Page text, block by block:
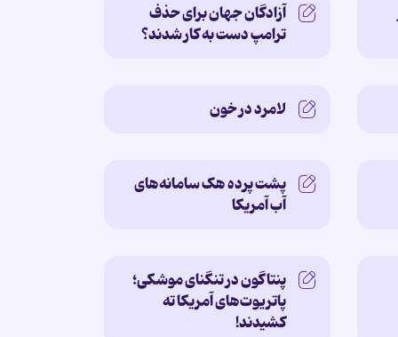
آزادگان جهان برای حذف
ترامپ دست به کار شدند؟
لامرد در خون
پشت پرده‌ هک سامانه‌های
آب آمریکا
پنتاگون در تنگنای موشکی؛
پاتریوت‌های آمریکا ته
کشیدند!